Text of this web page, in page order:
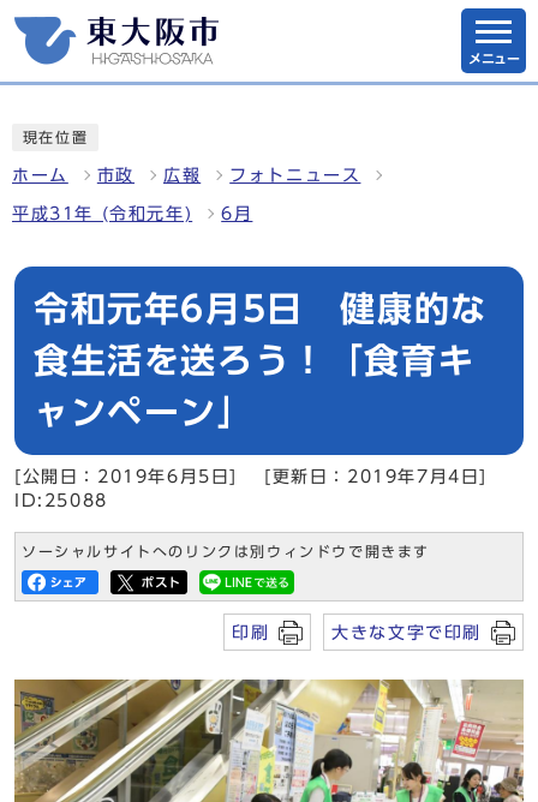
メニュー
現在位置
ホーム 市政 広報 フォトニュース
平成31年 (令和元年) 6月
令和元年6月5日 健康的な
食生活を送ろう！「食育キ
ャンペーン」
[公開日：2019年6月5日]
[更新日：2019年7月4日]
ID:25088
ソーシャルサイトへのリンクは別ウィンドウで開きます
印刷 大きな文字で印刷